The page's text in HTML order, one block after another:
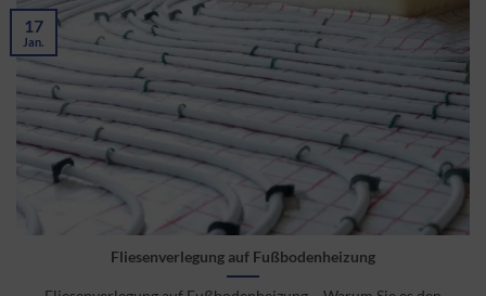
Fliesenverlegung auf Fußbodenheizung
17
Jan.